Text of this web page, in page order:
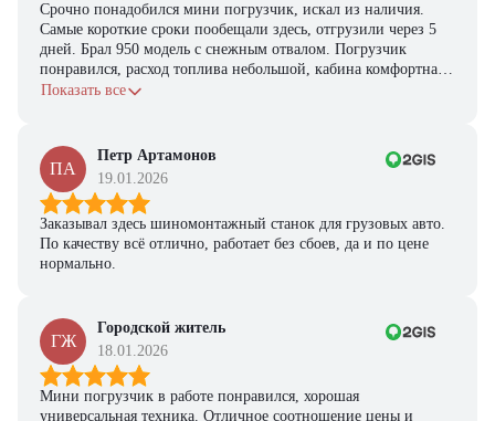
Срочно понадобился мини погрузчик, искал из наличия.
Самые короткие сроки пообещали здесь, отгрузили через 5
дней. Брал 950 модель с снежным отвалом. Погрузчик
понравился, расход топлива небольшой, кабина комфортная,
с задачами справляется.
Показать все
ПА
Петр Артамонов
19.01.2026
Заказывал здесь шиномонтажный станок для грузовых авто.
По качеству всё отлично, работает без сбоев, да и по цене
нормально.
ГЖ
Городской житель
18.01.2026
Мини погрузчик в работе понравился, хорошая
универсальная техника. Отличное соотношение цены и
Ответьте на несколько вопросов — мы предоставим
персональную подборку моделей и лучшие условия
покупки